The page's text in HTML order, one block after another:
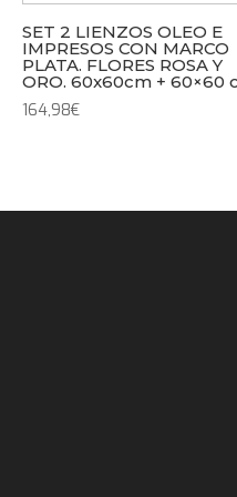
SET 2 LIENZOS OLEO E
IMPRESOS CON MARCO
PLATA. FLORES ROSA Y
ORO. 60x60cm + 60×60
164,98€